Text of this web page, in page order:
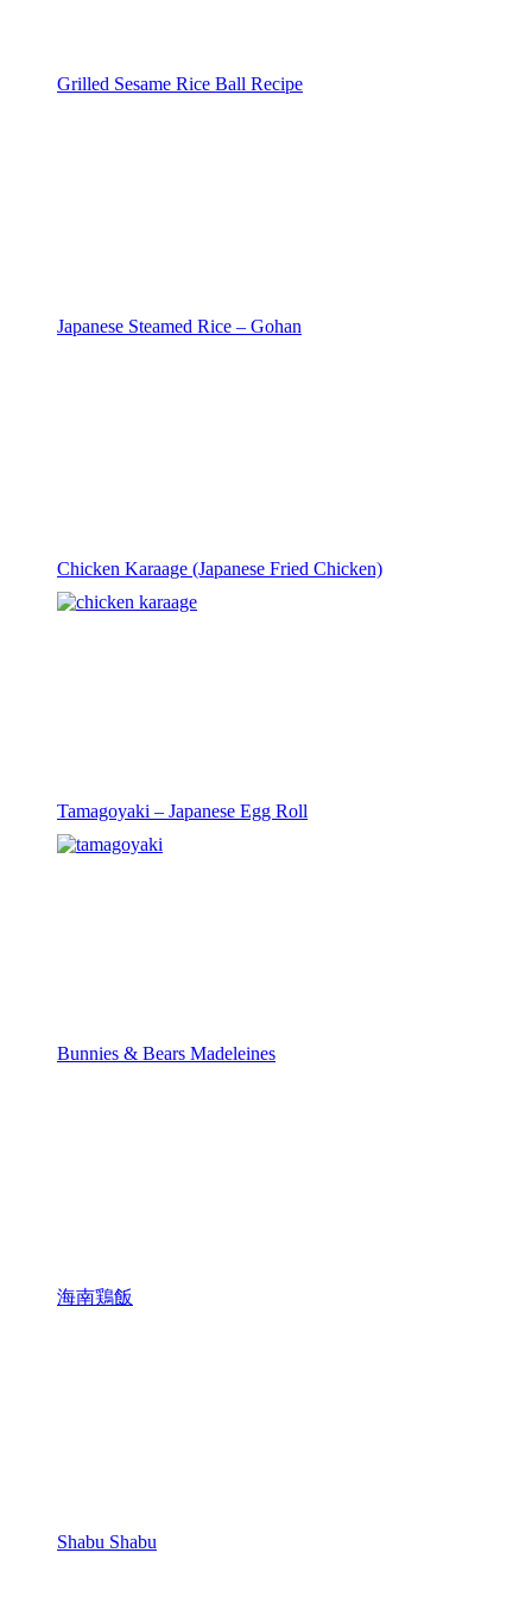
Grilled Sesame Rice Ball Recipe
Japanese Steamed Rice – Gohan
Chicken Karaage (Japanese Fried Chicken)
Tamagoyaki – Japanese Egg Roll
Bunnies & Bears Madeleines
海南鶏飯
Shabu Shabu